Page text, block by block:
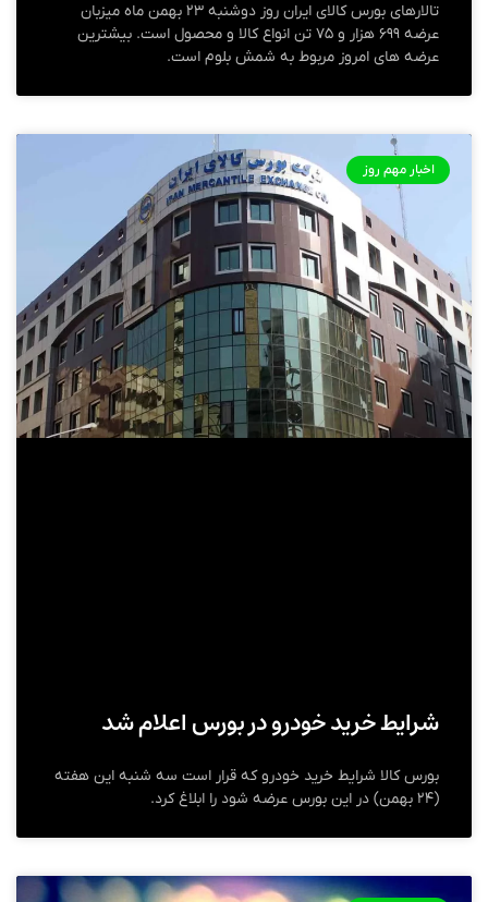
​تالارهای بورس کالای ایران روز دوشنبه ۲۳ بهمن ماه میزبان
عرضه ۶۹۹ هزار و ۷۵ تن انواع کالا و محصول است. بیشترین
عرضه های امروز مربوط به شمش بلوم است.
اخبار مهم روز
شرایط خرید خودرو در بورس اعلام شد
بورس کالا شرایط خرید خودرو که قرار است سه شنبه این هفته
(۲۴ بهمن) در این بورس عرضه شود را ابلاغ کرد.